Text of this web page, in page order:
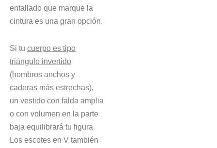
entallado que marque la
cintura es una gran opción.
Si tu cuerpo es tipo
triángulo invertido
(hombros anchos y
caderas más estrechas),
un vestido con falda amplia
o con volumen en la parte
baja equilibrará tu figura.
Los escotes en V también